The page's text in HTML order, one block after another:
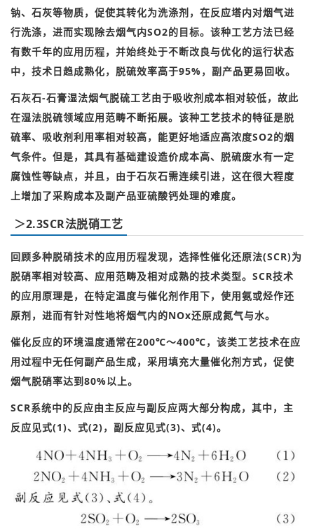
钠、石灰等物质，促使其转化为洗涤剂，在反应塔内对烟气进
行洗涤，进而实现除去烟气内SO2的目标。 该种工艺方法已经
有数千年的应用历程，并始终处于不断改良与优化的运行状态
中，技术日趋成熟化，脱硫效率高于95%，副产品更易回收。
石灰石-石膏湿法烟气脱硫工艺由于吸收剂成本相对较低，故此
在湿法脱硫领域应用范畴不断拓展。 该种工艺技术的特征是脱
硫率、吸收剂利用率相对较高，能更好地适应高浓度SO2的烟
气条件。 但是，其具有基础建设造价成本高、脱硫废水有一定
腐蚀性等缺点，并且，由于石灰石需连续引进，这在很大程度
上增加了采购成本及副产品亚硫酸钙处理的难度。
＞2.3SCR法脱硝工艺
回顾多种脱硝技术的应用历程发现，选择性催化还原法(SCR)为
脱硝率相对较高、应用范畴及相对成熟的技术类型。 SCR技术
的应用原理是，在特定温度与催化剂作用下，使用氨或烃作还
原剂，进而有针对性地将烟气内的NOx还原成氮气与水。
催化反应的环境温度通常在200℃～400℃，该类工艺技术在应
用过程中无任何副产品生成，采用填充大量催化剂方式，促使
烟气脱硝率达到80%以上。
SCR系统中的反应由主反应与副反应两大部分构成，其中，主
反应见式(1)、式(2)，副反应见式(3)、式(4)。